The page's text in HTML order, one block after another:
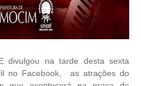
divulgou na tarde desta sexta
no Facebook, as atrações do